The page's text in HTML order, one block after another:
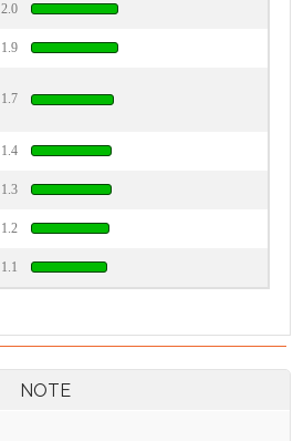
2.0
1.9
1.7
1.4
1.3
1.2
1.1
NOTE